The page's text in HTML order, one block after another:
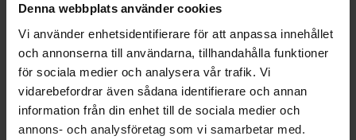
Denna webbplats använder cookies
Vi använder enhetsidentifierare för att anpassa innehållet
och annonserna till användarna, tillhandahålla funktioner
för sociala medier och analysera vår trafik. Vi
vidarebefordrar även sådana identifierare och annan
information från din enhet till de sociala medier och
annons- och analysföretag som vi samarbetar med.